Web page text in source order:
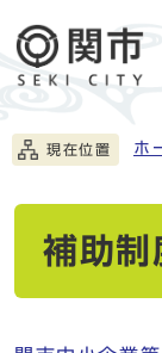
現在位置 ホ
補助制